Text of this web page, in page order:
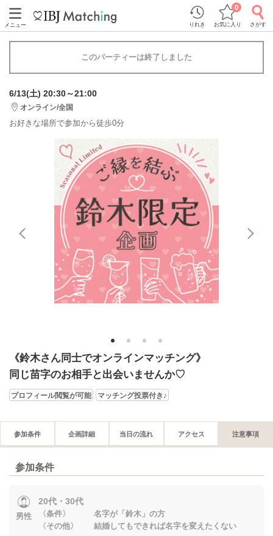
メニュー りれき お気に入り
0
さがす
このパーティーは終了しました
6/13(土) 20:30～21:00
オンライン/全国
お好きな場所で参加から徒歩0分
1 2 3 4
《鈴木さん同士でオンラインマッチング》
同じ苗字のお相手と出会いませんか♡
プロフィール閲覧が可能 マッチング投票付き♪
参加条件 企画詳細 当日の流れ アクセス 注意事項
参加条件
男性
20代・30代
〈条件〉 名字が「鈴木」の方
〈その他〉 結婚してもできれば名字を変えたくない